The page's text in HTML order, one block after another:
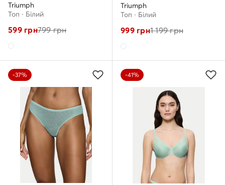
Triumph
Топ · Білий
599грн799грн
Triumph
Топ · Білий
999грн1 199грн
-37% -41%